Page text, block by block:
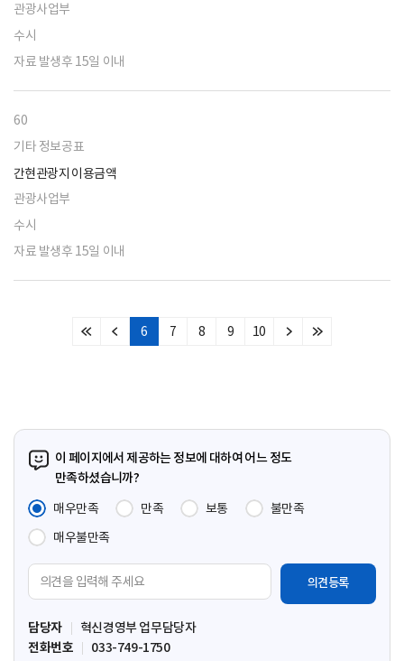
관광사업부
수시
자료 발생후 15일 이내
60
기타 정보공표
간현관광지 이용금액
관광사업부
수시
자료 발생후 15일 이내
처
이
6 7 8 9 10
다
마
이 페이지에서 제공하는 정보에 대하여 어느 정도
만족하셨습니까?
매우만족
만족 보통
불만족
매우불만족
견
입
력
담당자
혁신경영부 업무담당자
전화번호
033-749-1750